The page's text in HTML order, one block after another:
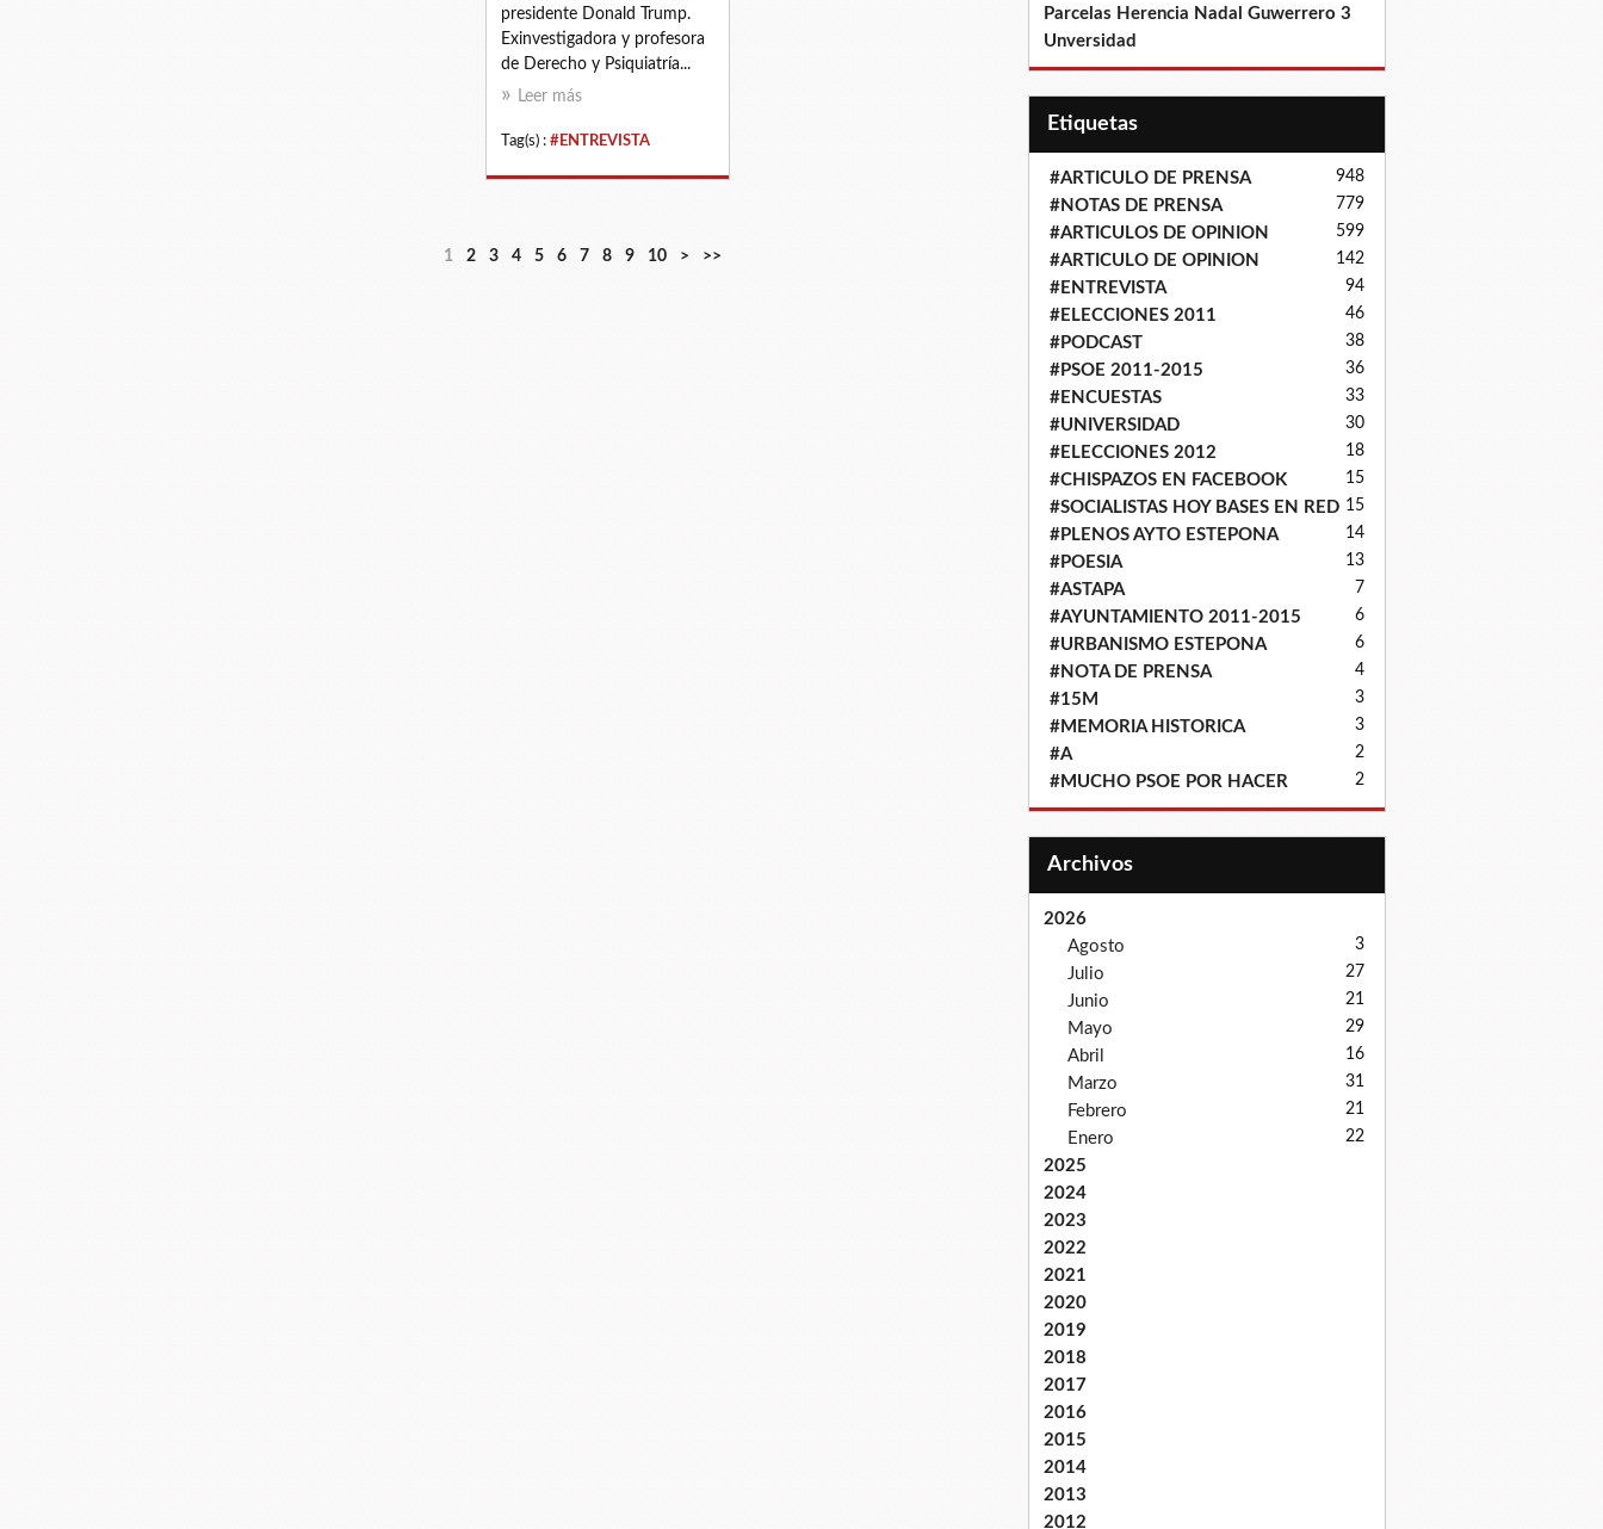
presidente Donald Trump.
Exinvestigadora y profesora
de Derecho y Psiquiatría...
Leer más
Tag(s) : #ENTREVISTA
1 2 3 4 5 6 7 8 9 10 > >>
Parcelas Herencia Nadal Guwerrero 3
Unversidad
Etiquetas
#ARTICULO DE PRENSA 948
#NOTAS DE PRENSA 779
#ARTICULOS DE OPINION 599
#ARTICULO DE OPINION 142
#ENTREVISTA 94
#ELECCIONES 2011 46
#PODCAST 38
#PSOE 2011-2015 36
#ENCUESTAS 33
#UNIVERSIDAD 30
#ELECCIONES 2012 18
#CHISPAZOS EN FACEBOOK 15
#SOCIALISTAS HOY BASES EN RED 15
#PLENOS AYTO ESTEPONA 14
#POESIA 13
#ASTAPA 7
#AYUNTAMIENTO 2011-2015 6
#URBANISMO ESTEPONA 6
#NOTA DE PRENSA 4
#15M 3
#MEMORIA HISTORICA 3
#A 2
#MUCHO PSOE POR HACER 2
Archivos
2026
Agosto
3
Julio 27
Junio 21
Mayo 29
Abril 16
Marzo 31
Febrero 21
Enero 22
2025
2024
2023
2022
2021
2020
2019
2018
2017
2016
2015
2014
2013
2012